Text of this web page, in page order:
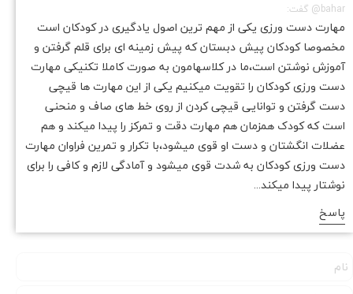
★★
bahar@ گفت:
مهارت دست ورزی یکی از مهم ترین اصول یادگیری در کودکان است
مخصوصا کودکان پیش دبستان که پیش زمینه ای برای قلم گرفتن و
آموزش نوشتن است،ما در کلاسهامون به صورت کاملا تکنیکی مهارت
دست ورزی کودکان را تقویت میکنیم یکی از این مهارت ها قیچی
دست گرفتن و توانایی قیچی کردن از روی خط های صاف و منحنی
است که کودک همزمان هم مهارت دقت و تمرکز را پیدا میکند و هم
عضلات انگشتان و دست او قوی میشود،با تکرار و تمرین فراوان مهارت
دست ورزی کودکان به شدت قوی میشود و آمادگی لازم و کافی را برای
نوشتار پیدا میکند...
پاسخ